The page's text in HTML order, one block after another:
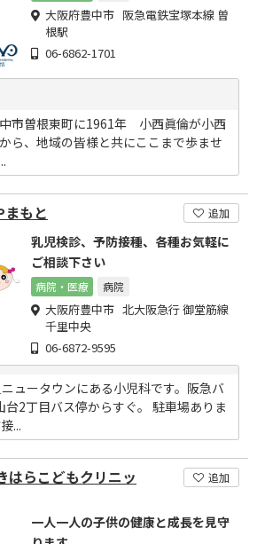
大阪府豊中市 阪急電鉄宝塚本線 曽
根駅
06-6862-1701
市曽根東町に1961年 小西眞倫が小西
ら、地域の皆様と共にここまで歩ませ
もと 追加
乳児検診、予防接種、各種お気軽に
ご相談下さい
病院・医療 病院
大阪府豊中市 北大阪急行 御堂筋線
千里中央
06-6872-9595
ュータウンにある小児科です。阪急バ
台2丁目バス停からすぐ。 駐車場ありま
...
はらこどもクリニッ
追加
一人一人の子供の健康と成長を見守